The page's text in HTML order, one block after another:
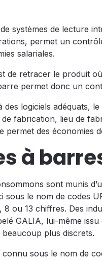
de systèmes de lecture
permet un
salariales.
de retracer le produit
permet donc un
logiciels adéquats,
fabrication, lieu de
permet des économies
à
sont munis
sous le nom de codes
ou 13 chiffres. Des
GALIA, lui-même
plus discrets.
sous le nom de